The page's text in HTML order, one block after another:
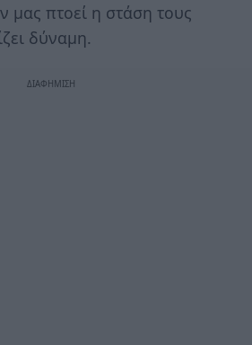
μας πτοεί η στάση τους
δύναμη.